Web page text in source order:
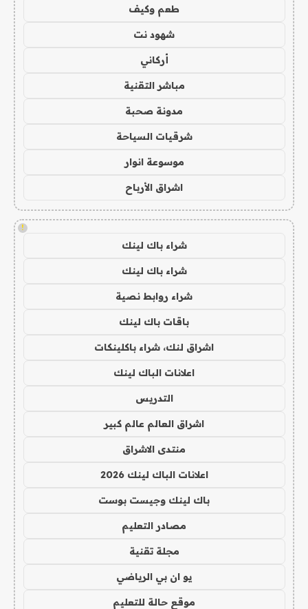
طعم وكيف
شهود نت
أركاني
مباشر التقنية
مدونة صحبة
شرقيات السياحة
موسوعة انوار
اشراق الأرباح
!
شراء باك لينك
شراء باك لينك
شراء روابط نصية
باقات باك لينك
اشراق لنك، شراء باكلينكات
اعلانات الباك لينك
التدريس
اشراق العالم عالم كبير
منتدى الاشراق
اعلانات الباك لينك 2026
باك لينك وجيست بوست
مصادر التعليم
مجلة تقنية
يو ان بي الرياضي
موقع حالة للتعليم